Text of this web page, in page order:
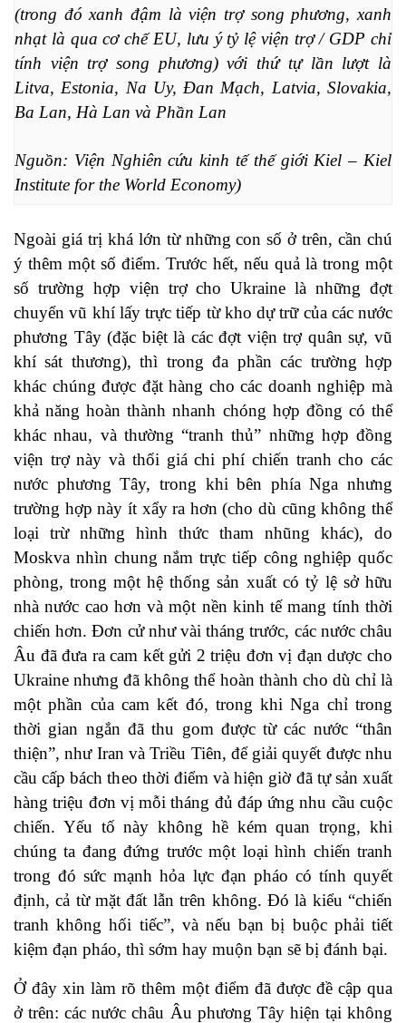
(trong đó xanh đậm là viện trợ song phương, xanh
nhạt là qua cơ chế EU, lưu ý tỷ lệ viện trợ / GDP chỉ
tính viện trợ song phương) với thứ tự lần lượt là
Litva, Estonia, Na Uy, Đan Mạch, Latvia, Slovakia,
Ba Lan, Hà Lan và Phần Lan
Nguồn: Viện Nghiên cứu kinh tế thế giới Kiel – Kiel
Institute for the World Economy)
Ngoài giá trị khá lớn từ những con số ở trên, cần chú
ý thêm một số điểm. Trước hết, nếu quả là trong một
số trường hợp viện trợ cho Ukraine là những đợt
chuyển vũ khí lấy trực tiếp từ kho dự trữ của các nước
phương Tây (đặc biệt là các đợt viện trợ quân sự, vũ
khí sát thương), thì trong đa phần các trường hợp
khác chúng được đặt hàng cho các doanh nghiệp mà
khả năng hoàn thành nhanh chóng hợp đồng có thể
khác nhau, và thường “tranh thủ” những hợp đồng
viện trợ này và thổi giá chi phí chiến tranh cho các
nước phương Tây, trong khi bên phía Nga nhưng
trường hợp này ít xẩy ra hơn (cho dù cũng không thể
loại trừ những hình thức tham nhũng khác), do
Moskva nhìn chung nắm trực tiếp công nghiệp quốc
phòng, trong một hệ thống sản xuất có tỷ lệ sở hữu
nhà nước cao hơn và một nền kinh tế mang tính thời
chiến hơn. Đơn cử như vài tháng trước, các nước châu
Âu đã đưa ra cam kết gửi 2 triệu đơn vị đạn dược cho
Ukraine nhưng đã không thể hoàn thành cho dù chỉ là
một phần của cam kết đó, trong khi Nga chỉ trong
thời gian ngắn đã thu gom được từ các nước “thân
thiện”, như Iran và Triều Tiên, để giải quyết được nhu
cầu cấp bách theo thời điểm và hiện giờ đã tự sản xuất
hàng triệu đơn vị mỗi tháng đủ đáp ứng nhu cầu cuộc
chiến. Yếu tố này không hề kém quan trọng, khi
chúng ta đang đứng trước một loại hình chiến tranh
trong đó sức mạnh hỏa lực đạn pháo có tính quyết
định, cả từ mặt đất lẫn trên không. Đó là kiểu “chiến
tranh không hối tiếc”, và nếu bạn bị buộc phải tiết
kiệm đạn pháo, thì sớm hay muộn bạn sẽ bị đánh bại.
Ở đây xin làm rõ thêm một điểm đã được đề cập qua
ở trên: các nước châu Âu phương Tây hiện tại không